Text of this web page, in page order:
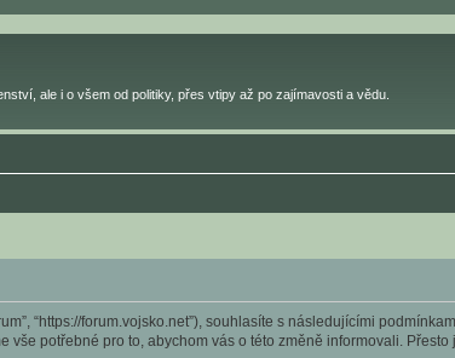
ale i o všem od politiky, přes vtipy až po zajímavosti a vědu.
“https://forum.vojsko.net”), souhlasíte s následujícími
potřebné pro to, abychom vás o této změně informovali.